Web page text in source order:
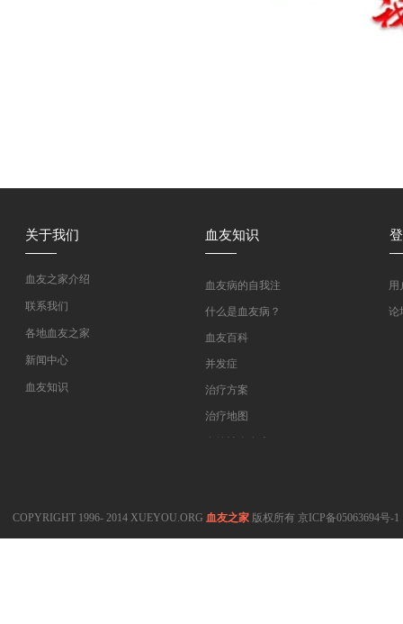
关于我们 血友知识
血友之家介绍
联系我们
各地血友之家
新闻中心
血友知识
血友病的自我注
射教学
什么是血友病？
血友百科
并发症
治疗方案
治疗地图
用
论
COPYRIGHT 1996- 2014 XUEYOU.ORG 血友之家版权所有 京ICP备05063694号-1